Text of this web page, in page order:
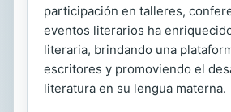
participación en talleres,
eventos literarios ha
literaria, brindando una
escritores y promoviendo el
literatura en su lengua materna.